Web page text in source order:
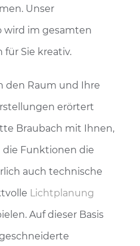
Unser
im gesamten
für Sie kreativ.
den Raum und Ihre
erörtert
Braubach mit Ihnen,
Funktionen die
auch technische
Lichtplanung
Auf dieser Basis